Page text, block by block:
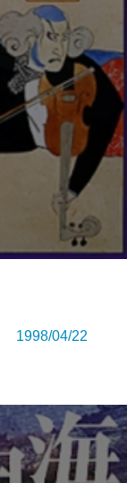
1998/04/22